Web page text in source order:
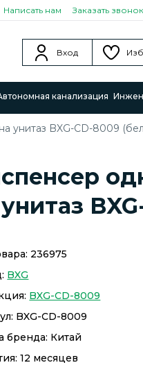
Написать нам Заказать звонок
Вход
канализация
унитаз BXG-CD-8009
236975
BXG
BXG-CD-8009
BXG-CD-8009
бренда: Китай
12 месяцев